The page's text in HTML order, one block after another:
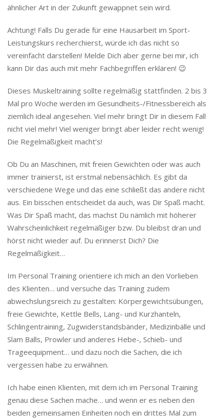
ähnlicher Art in der Zukunft gewappnet sein wird.
Achtung! Falls Du gerade für eine Hausarbeit im Sport-
Leistungskurs recherchierst, würde ich das nicht so
vereinfacht darstellen! Melde Dich aber gerne bei mir, ich
kann Dir das auch mit mehr Fachbegriffen erklären! 😉
Dieses Muskeltraining sollte regelmäßig stattfinden. 2 bis 3
Mal pro Woche werden im Gesundheits-/Fitnessbereich als
ziemlich ideal angesehen. Viel mehr bringt Dir in diesem Fall
nicht viel mehr! Viel weniger bringt aber leider recht wenig!
Die Regelmäßigkeit macht’s!
Ob Du an Maschinen, mit freien Gewichten oder was auch
immer trainierst, ist erstmal nebensächlich. Es gibt da
verschiedene Wege und das eine schließt das andere nicht
aus. Ein bisschen entscheidet da auch, was Dir Spaß macht.
Was Dir Spaß macht, das machst Du nämlich mit höherer
Wahrscheinlichkeit regelmäßiger bzw. Du bleibst dran und
hörst nicht wieder auf. Du erinnerst Dich? Die
Regelmäßigkeit…
Im Personal Training orientiere ich mich an den Vorlieben
des Klienten… und versuche das Training zudem
abwechslungsreich zu gestalten: Körpergewichtsübungen,
freie Gewichte, Kettle Bells, Lang- und Kurzhanteln,
Schlingentraining, Zugwiderstandsbänder, Medizinbälle und
Slam Balls, Prowler und anderes Hebe-, Schieb- und
Trageequipment… und dazu noch die Sachen, die ich
vergessen habe zu erwähnen.
Ich habe einen Klienten, mit dem ich im Personal Training
genau diese Sachen mache… und wenn er es neben den
beiden gemeinsamen Einheiten noch ein drittes Mal zum